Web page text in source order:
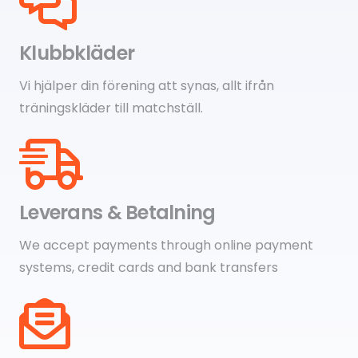
Klubbkläder
Vi hjälper din förening att synas, allt ifrån
träningskläder till matchställ.
Leverans & Betalning
We accept payments through online payment
systems, credit cards and bank transfers